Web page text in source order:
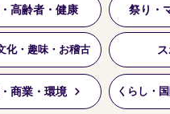
高齢者・健康
化・趣味・お稽古
祭り・
商業・環境 くらし・